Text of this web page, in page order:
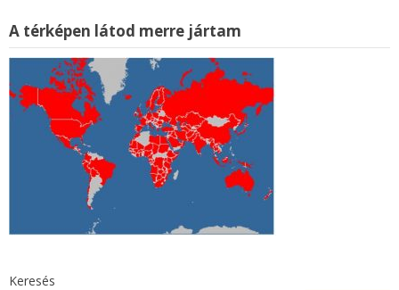
A térképen látod merre jártam
Keresés